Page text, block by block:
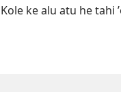
Kole ke alu atu he tahi